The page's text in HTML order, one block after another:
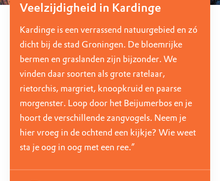
Veelzijdigheid in Kardinge
Kardinge is een verrassend natuurgebied en zó
dicht bij de stad Groningen. De bloemrijke
bermen en graslanden zijn bijzonder. We
vinden daar soorten als grote ratelaar,
rietorchis, margriet, knoopkruid en paarse
morgenster. Loop door het Beijumerbos en je
hoort de verschillende zangvogels. Neem je
hier vroeg in de ochtend een kijkje? Wie weet
sta je oog in oog met een ree.”